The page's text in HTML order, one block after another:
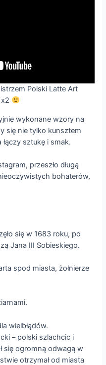
Polski Latte Art
wykonane wzory na
się nie tylko kunsztem
sztukę i smak.
przeszło długą
bohaterów,
się w 1683 roku, po
Jana III Sobieskiego.
spod miasta, żołnierze
wielbłądów.
– polski szlachcic i
się ogromną odwagą w
otrzymał od miasta